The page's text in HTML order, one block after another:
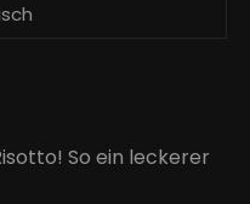
So ein leckerer